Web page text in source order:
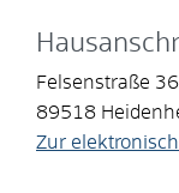
Felsenstraße 36
89518
Zur